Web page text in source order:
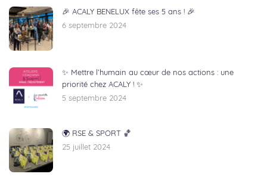
🎉 ACALY BENELUX fête ses 5 ans ! 🎉
6 septembre 2024
✨ Mettre l’humain au cœur de nos actions : une
priorité chez ACALY ! ✨
5 septembre 2024
🌍 RSE & SPORT 🏀
25 juillet 2024